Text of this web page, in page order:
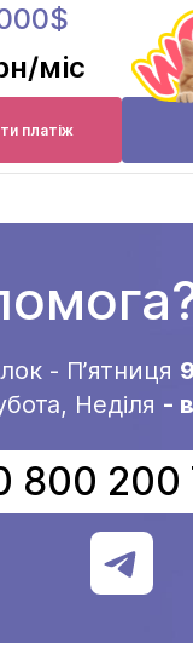
/міс
платіж
- Пʼятниця
Неділя -
800 200